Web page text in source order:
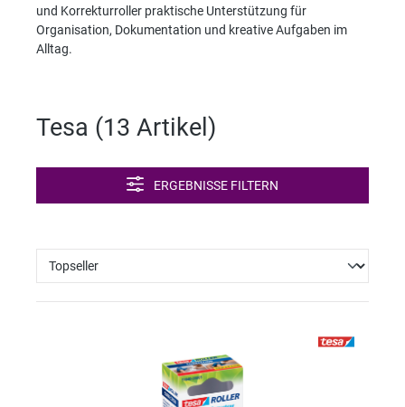
und Korrekturroller praktische Unterstützung für
Organisation, Dokumentation und kreative Aufgaben im
Alltag.
Tesa (13 Artikel )
ERGEBNISSE FILTERN